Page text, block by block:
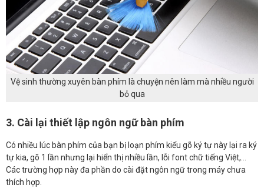
Vệ sinh thường xuyên bàn phím là chuyện nên làm mà nhiều người
bỏ qua
3. Cài lại thiết lập ngôn ngữ bàn phím
Có nhiều lúc bàn phím của bạn bị loạn phím kiểu gõ ký tự này lại ra ký
tự kia, gõ 1 lần nhưng lại hiển thị nhiều lần, lỗi font chữ tiếng Việt,…
Các trường hợp này đa phần do cài đặt ngôn ngữ trong máy chưa
thích hợp.